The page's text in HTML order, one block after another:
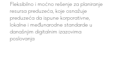
Fleksibilno i moćno rešenje za planiranje
resursa preduzeća, koje osnažuje
preduzeća da ispune korporativne,
lokalne i međunarodne standarde u
današnjim digitalnim izazovima
poslovanja